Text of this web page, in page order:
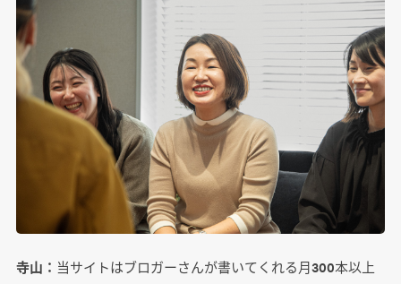
寺山： 当サイトはブロガーさんが書いてくれる月300本以上